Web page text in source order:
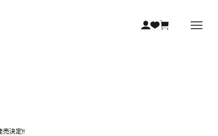
売決定!!